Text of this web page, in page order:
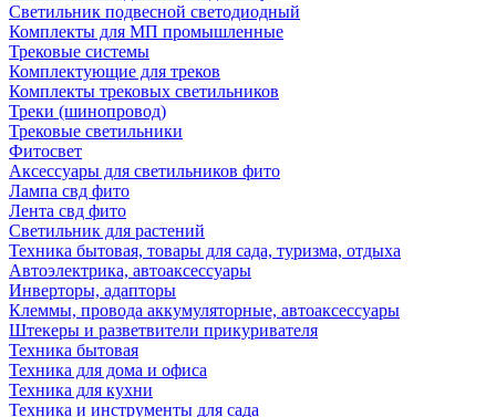
Светильник подвесной светодиодный
Комплекты для МП промышленные
Трековые системы
Комплектующие для треков
Комплекты трековых светильников
Треки (шинопровод)
Трековые светильники
Фитосвет
Аксессуары для светильников фито
Лампа свд фито
Лента свд фито
Светильник для растений
Техника бытовая, товары для сада, туризма, отдыха
Автоэлектрика, автоаксессуары
Инверторы, адапторы
Клеммы, провода аккумуляторные, автоаксессуары
Штекеры и разветвители прикуривателя
Техника бытовая
Техника для дома и офиса
Техника для кухни
Техника и инструменты для сада